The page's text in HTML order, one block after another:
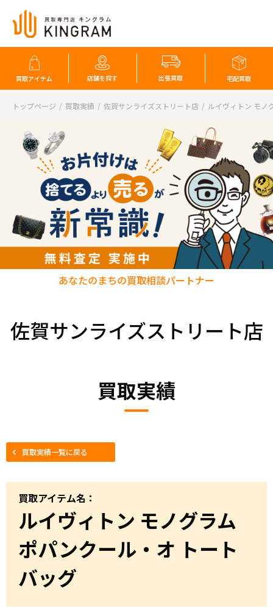
買取アイテム 店舗を探す 出張買取 宅配買取
トップページ 買取実績 佐賀サンライズストリート店 ルイヴィトン モノ
佐賀サンライズストリート店
あなたのまちの買取相談パートナー
買取実績
買取実績一覧に戻る
買取アイテム名：
ルイヴィトン モノグラム
ポパンクール・オ トート
バッグ